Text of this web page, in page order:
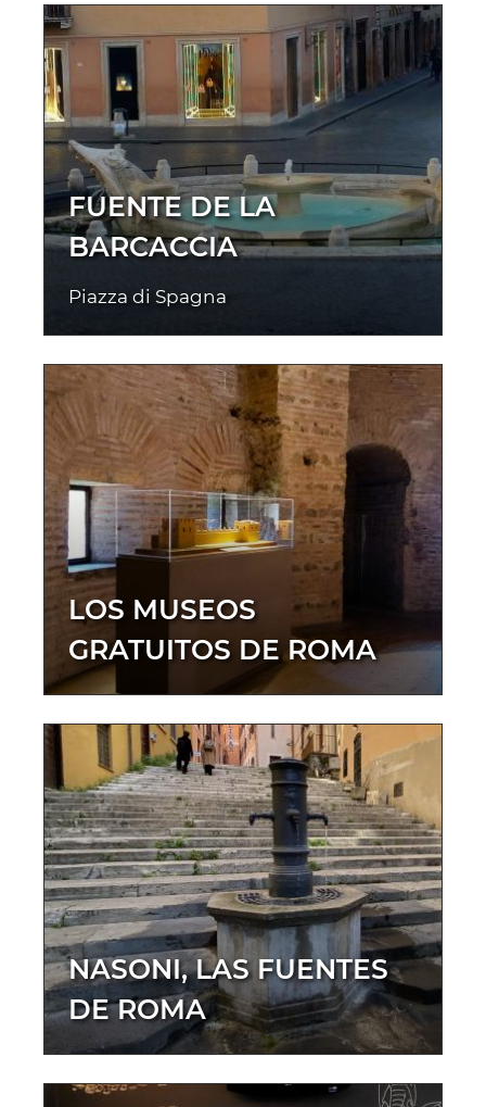
FUENTE DE LA
BARCACCIA
Piazza di Spagna
LOS MUSEOS
GRATUITOS DE ROMA
NASONI, LAS FUENTES
DE ROMA